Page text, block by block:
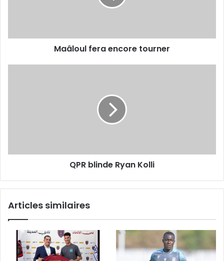
Maâloul fera encore tourner
QPR blinde Ryan Kolli
Articles similaires